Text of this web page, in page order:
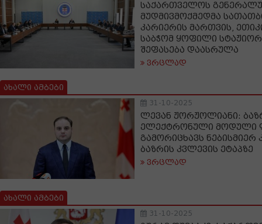
საქართველოს
მუდმივმოქმედმა
კარიერის მართვის,
საბჭომ ყოფილი
შეფასება დაასრულა
ვრცლად
ახალი ამბები
31-10-2025
ლევან ჟორჟოლიანი:
ელექტრონული მოდული
გამორიცხავს
ბაზრის კვლევის ეტაპზე
ვრცლად
ახალი ამბები
31-10-2025